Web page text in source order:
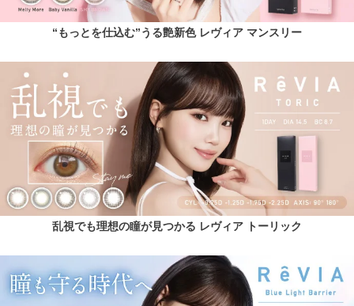
“もっとを仕込む”うる艶新色 レヴィア マンスリー
乱視でも理想の瞳が見つかる レヴィア トーリック